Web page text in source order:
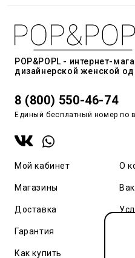
POP&POPL - интернет-
дизайнерской женской
8 (800) 550-46-74
Единый бесплатный номер по
Мой кабинет
Магазины
Доставка
Гарантия
Как купить
О